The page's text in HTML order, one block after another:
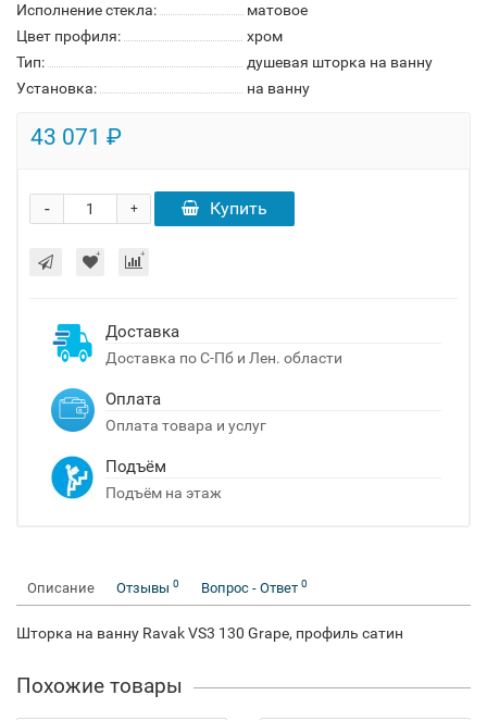
Исполнение стекла:
матовое
Цвет профиля:
хром
Тип:
душевая шторка на ванну
Установка:
на ванну
43 071 ₽
+
- Купить
Доставка
Доставка по С-Пб и Лен. области
Оплата
Оплата товара и услуг
Подъём
Подъём на этаж
Описание Отзывы 0 Вопрос - Ответ 0
Шторка на ванну Ravak VS3 130 Grape, профиль сатин
Похожие товары